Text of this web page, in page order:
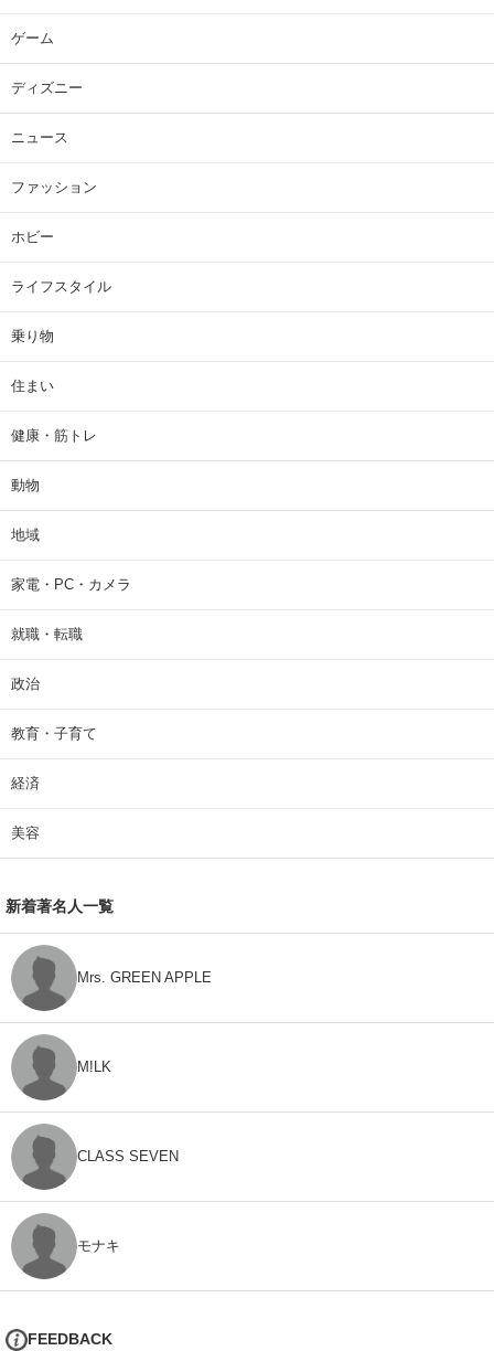
ゲーム
ディズニー
ニュース
ファッション
ホビー
ライフスタイル
乗り物
住まい
健康・筋トレ
動物
地域
家電・PC・カメラ
就職・転職
政治
教育・子育て
経済
美容
新着著名人一覧
Mrs. GREEN APPLE
M!LK
CLASS SEVEN
モナキ
FEEDBACK